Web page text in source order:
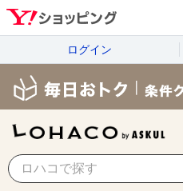
ログイン